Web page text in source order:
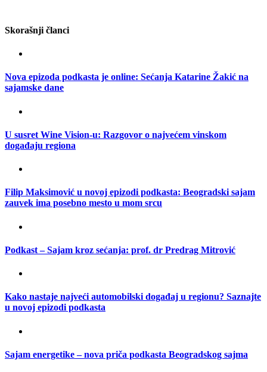
Skorašnji članci
Nova epizoda podkasta je online: Sećanja Katarine Žakić na
sajamske dane
U susret Wine Vision-u: Razgovor o najvećem vinskom
događaju regiona
Filip Maksimović u novoj epizodi podkasta: Beogradski sajam
zauvek ima posebno mesto u mom srcu
Podkast – Sajam kroz sećanja: prof. dr Predrag Mitrović
Kako nastaje najveći automobilski događaj u regionu? Saznajte
u novoj epizodi podkasta
Sajam energetike – nova priča podkasta Beogradskog sajma